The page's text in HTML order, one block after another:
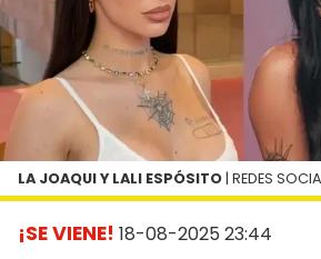
¡SE VIENE! 18-08-2025 23:44
LA JOAQUI Y LALI ESPÓSITO | REDES